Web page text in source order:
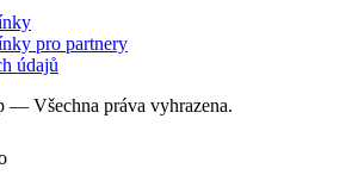
pro partnery
údajů
— Všechna práva vyhrazena.